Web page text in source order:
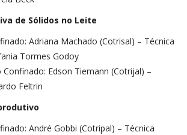
de Sólidos no Leite
Adriana Machado (Cotrisal) – Técnica
Tormes Godoy
Edson Tiemann (Cotrijal) –
Feltrin
André Gobbi (Cotripal) – Técnica